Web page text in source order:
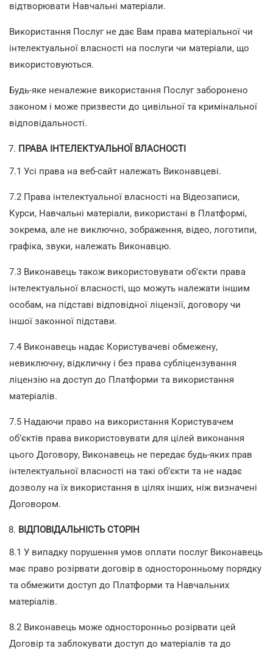
відтворювати Навчальні матеріали.
Використання Послуг не дає Вам права матеріальної чи
інтелектуальної власності на послуги чи матеріали, що
використовуються.
Будь-яке неналежне використання Послуг заборонено
законом і може призвести до цивільної та кримінальної
відповідальності.
ПРАВА ІНТЕЛЕКТУАЛЬНОЇ ВЛАСНОСТІ
7.1 Усі права на веб-сайт належать Виконавцеві.
7.2 Права інтелектуальної власності на Відеозаписи,
Курси, Навчальні матеріали, використані в Платформі,
зокрема, але не виключно, зображення, відео, логотипи,
графіка, звуки, належать Виконавцю.
7.3 Виконавець також використовувати об’єкти права
інтелектуальної власності, що можуть належати іншим
особам, на підставі відповідної ліцензії, договору чи
іншої законної підстави.
7.4 Виконавець надає Користувачеві обмежену,
невиключну, відкличну і без права субліцензування
ліцензію на доступ до Платформи та використання
матеріалів.
7.5 Надаючи право на використання Користувачем
об’єктів права використовувати для цілей виконання
цього Договору, Виконавець не передає будь-яких прав
інтелектуальної власності на такі об’єкти та не надає
дозволу на їх використання в цілях інших, ніж визначені
Договором.
ВІДПОВІДАЛЬНІСТЬ СТОРІН
8.1 У випадку порушення умов оплати послуг Виконавець
має право розірвати договір в односторонньому порядку
та обмежити доступ до Платформи та Навчальних
матеріалів.
8.2 Виконавець може односторонньо розірвати цей
Договір та заблокувати доступ до матеріалів та до